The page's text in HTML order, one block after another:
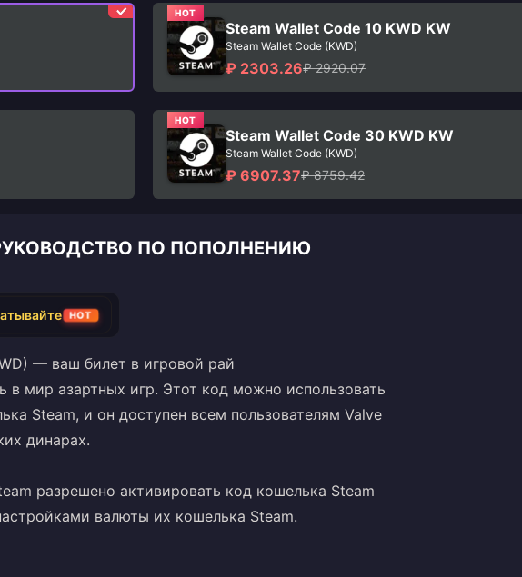
HOT
Steam Wallet Code 10 KWD KW
Steam Wallet Code (KWD)
₽ 2303.26₽ 2920.07
HOT
Steam Wallet Code 30 KWD KW
Steam Wallet Code (KWD)
₽ 6907.37₽ 8759.42
РУКОВОДСТВО ПО ПОПОЛНЕНИЮ
HOT
— ваш билет в игровой рай
мир азартных игр. Этот код можно использовать
Steam, и он доступен всем пользователям Valve
динарах.
разрешено активировать код кошелька Steam
валюты их кошелька Steam.